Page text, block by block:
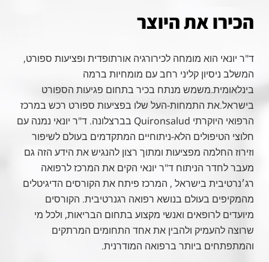
הכירו את היוצר
ד"ר יונאי הוא מומחה לכירורגיה אורתופדית ופציעות ספורט,
המשלב ניסיון קליני רחב עם מומחיות ברמה
בינלאומית.משמש מנתח בכיר בתחום פגיעות הספורט
בישראל.את התמחות-העל שלו בפציעות ספורט רכש במרכז
הרפואי היוקרתי Quironsalud בברצלונה. ד"ר יונאי נמנה עם
חלוצי הטיפולים הלא-ניתוחיים המתקדמים בעולם לשיפור
וזירוז החלמה מפציעות ומתוך רצון להנגיש את הידע הזה גם
מעבר לחדר הניתוח ד"ר יונאי הקים את המרכז לרפואה
רג׳נרטיבית בישראל , המרכז פיתח את הקורסים הדיגיטלים
מהמקיפים בעולם בנושא רפואה רגנרטיבית. הקורסים
מיועדים לרופאים ואנשי מקצוע בתחום הבריאות, ולכל מי
שרוצה להעמיק ולהבין את אחד התחומים המרתקים
והמתפתחים ביותר ברפואה המודרנית.